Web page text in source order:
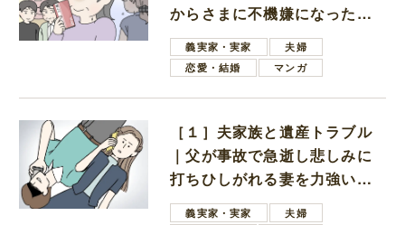
からさまに不機嫌になった義
母義実家・実家
夫婦
恋愛・結婚
マンガ
［１］夫家族と遺産トラブル
｜父が事故で急逝し悲しみに
打ちひしがれる妻を力強い言
葉で励ます夫
義実家・実家
夫婦